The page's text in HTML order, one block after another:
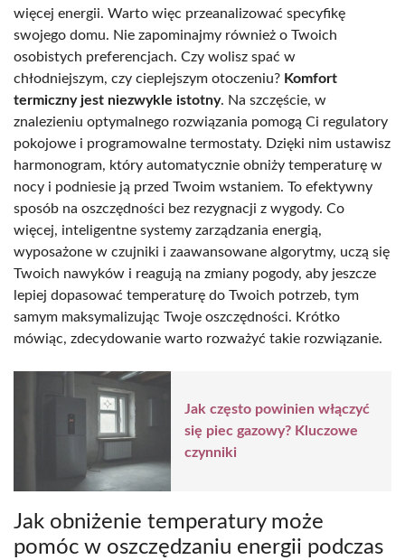
więcej energii. Warto więc przeanalizować specyfikę
swojego domu. Nie zapominajmy również o Twoich
osobistych preferencjach. Czy wolisz spać w
chłodniejszym, czy cieplejszym otoczeniu? Komfort
termiczny jest niezwykle istotny. Na szczęście, w
znalezieniu optymalnego rozwiązania pomogą Ci regulatory
pokojowe i programowalne termostaty. Dzięki nim ustawisz
harmonogram, który automatycznie obniży temperaturę w
nocy i podniesie ją przed Twoim wstaniem. To efektywny
sposób na oszczędności bez rezygnacji z wygody. Co
więcej, inteligentne systemy zarządzania energią,
wyposażone w czujniki i zaawansowane algorytmy, uczą się
Twoich nawyków i reagują na zmiany pogody, aby jeszcze
lepiej dopasować temperaturę do Twoich potrzeb, tym
samym maksymalizując Twoje oszczędności. Krótko
mówiąc, zdecydowanie warto rozważyć takie rozwiązanie.
Jak często powinien włączyć
się piec gazowy? Kluczowe
czynniki
Jak obniżenie temperatury może
pomóc w oszczędzaniu energii podczas